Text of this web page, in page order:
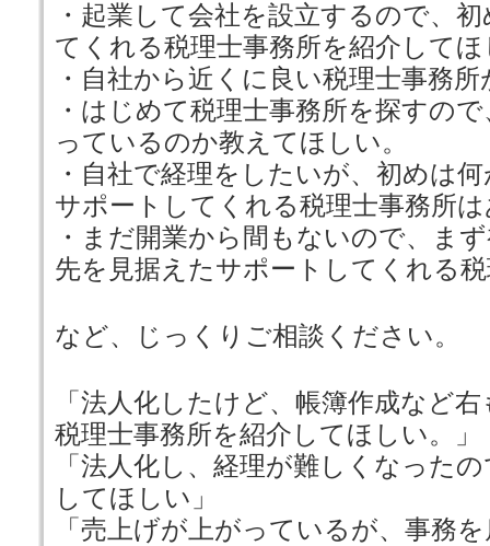
・起業して会社を設立するので、
てくれる税理士事務所を紹介して
・自社から近くに良い税理士事務
・はじめて税理士事務所を探すの
っているのか教えてほしい。
・自社で経理をしたいが、初めは
サポートしてくれる税理士事務所
・まだ開業から間もないので、ま
先を見据えたサポートしてくれる
など、じっくりご相談ください。
「法人化したけど、帳簿作成など
税理士事務所を紹介してほしい。」
「法人化し、経理が難しくなった
してほしい」
「売上げが上がっているが、事務